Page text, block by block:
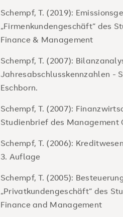
Schempf, T. (2019):
„Firmenkundengeschäft“ des
Finance & Management
Schempf, T. (2007):
Jahresabschlusskennzahlen -
Eschborn.
Schempf, T. (2007):
Studienbrief des Management
Schempf, T. (2006):
3. Auflage
Schempf, T. (2005):
„Privatkundengeschäft“ des
Finance and Management